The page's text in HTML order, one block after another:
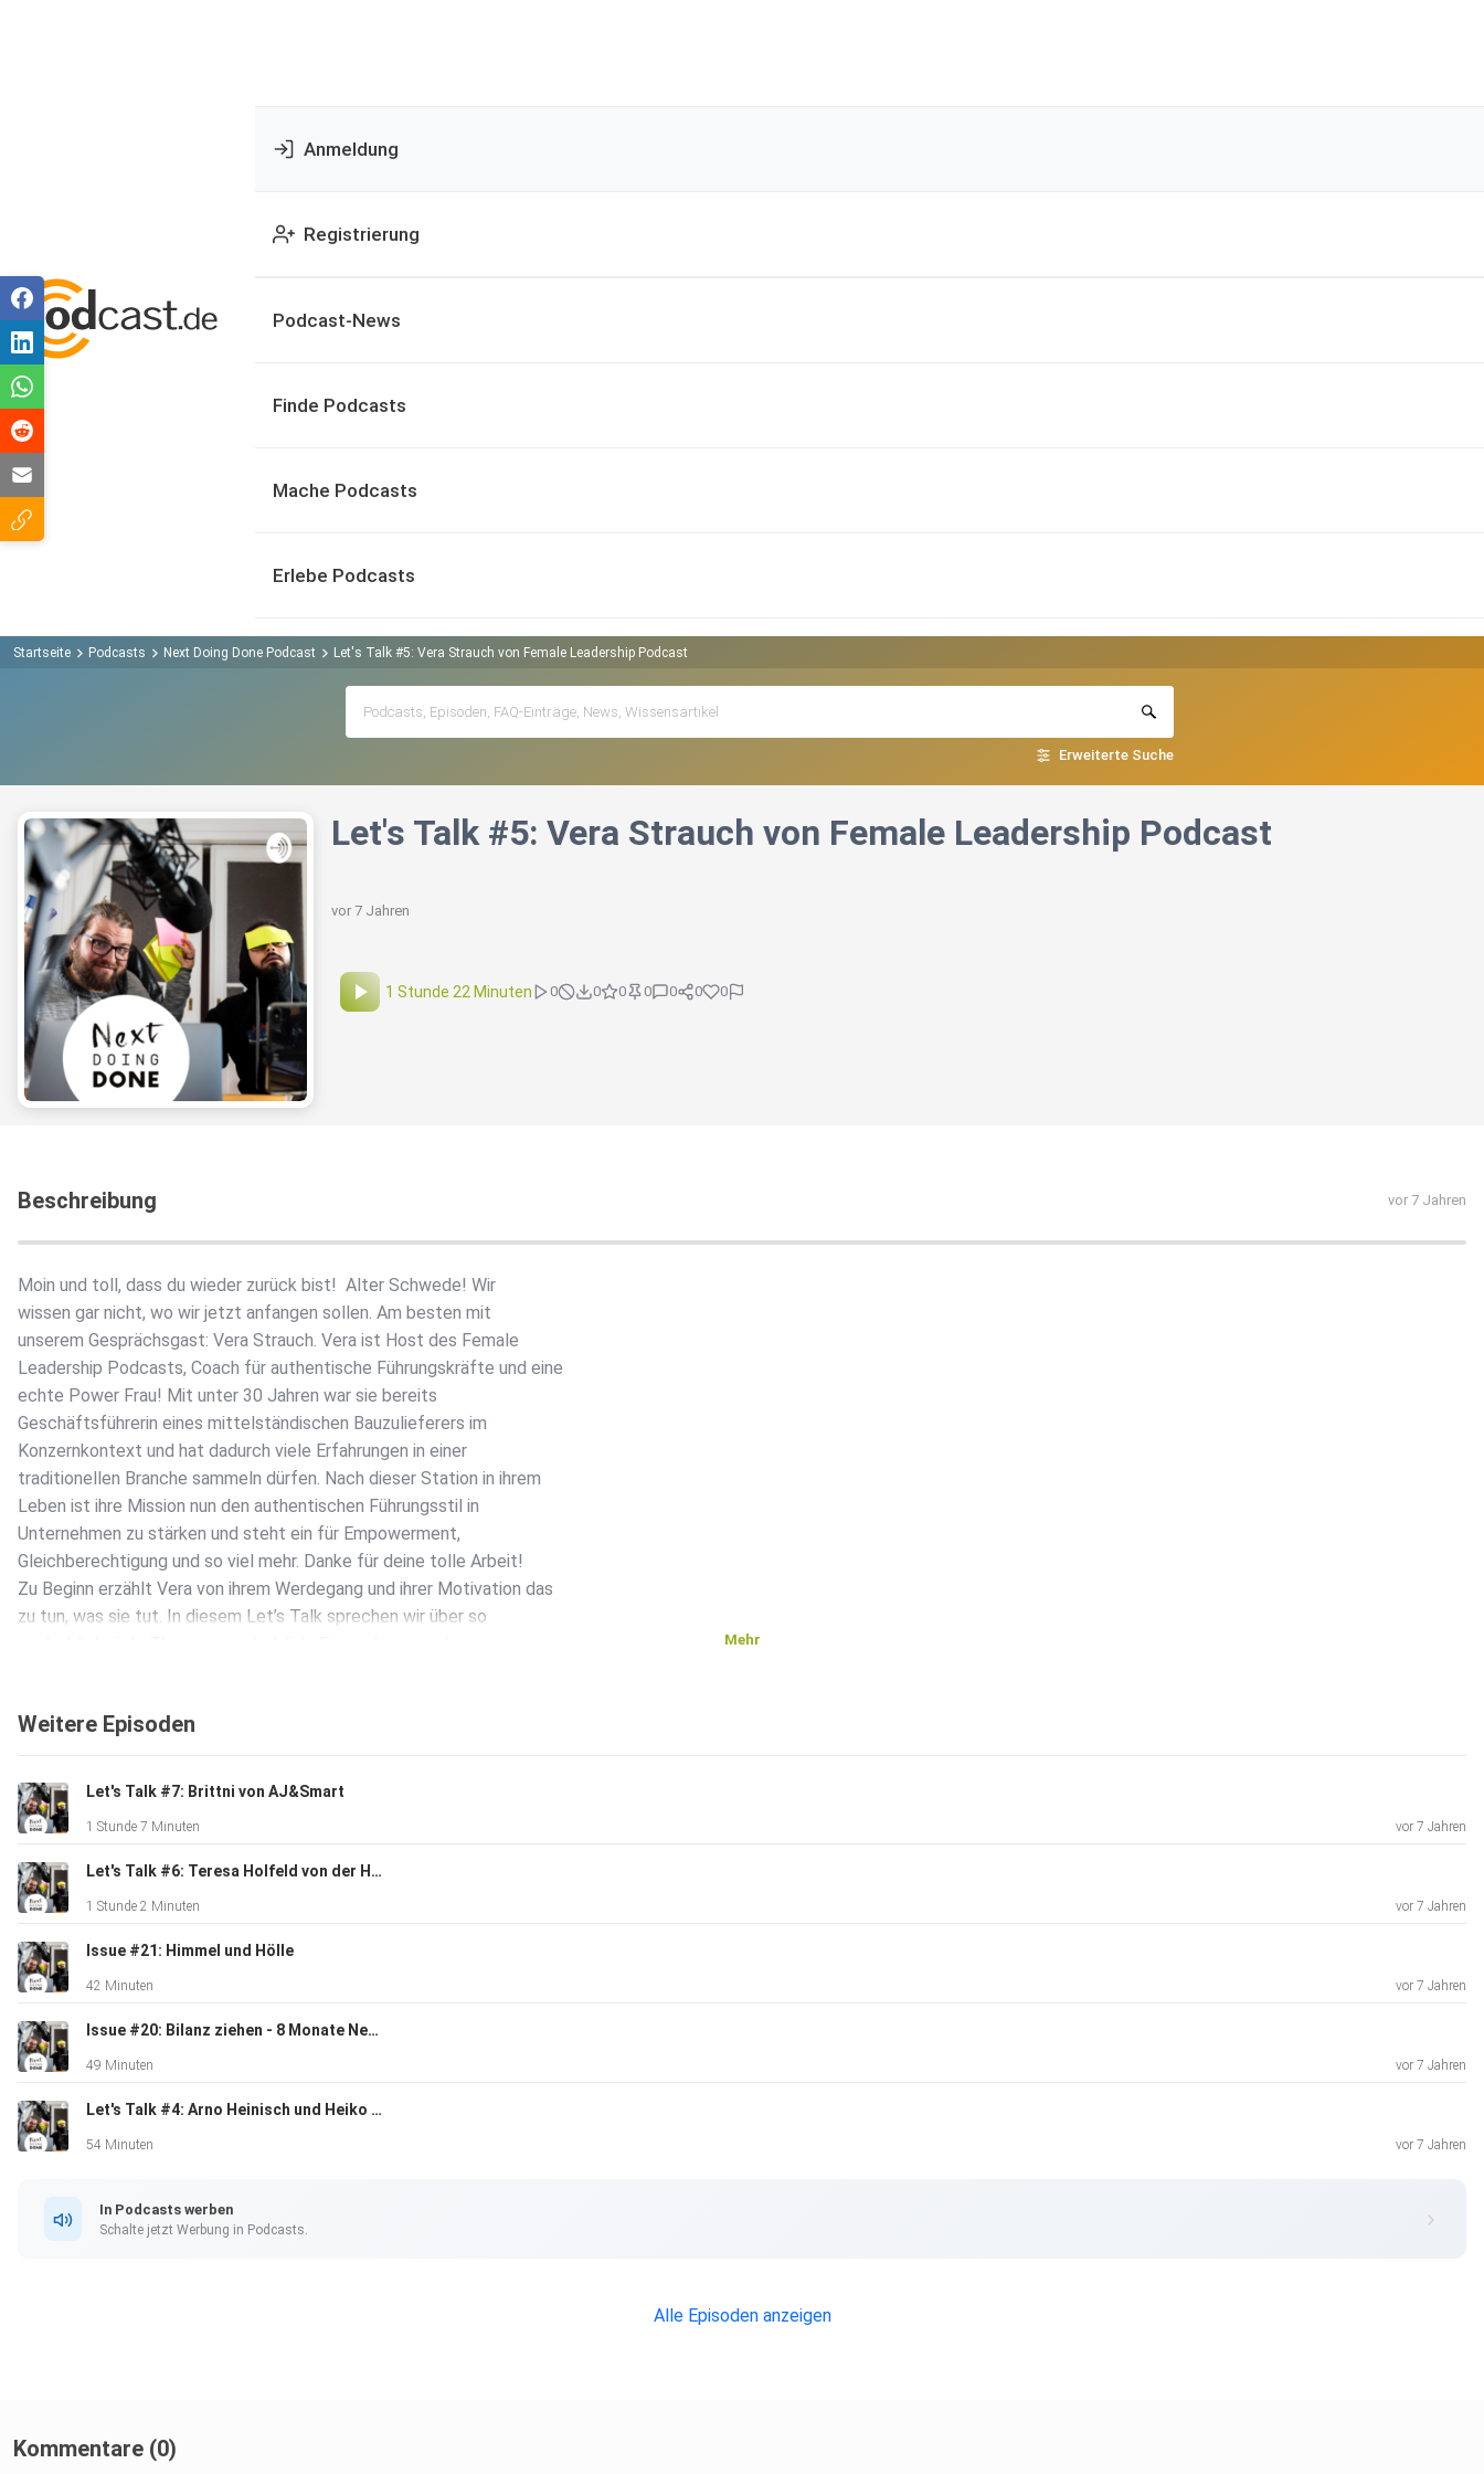
Anmeldung
Registrierung
Podcast-News
Finde Podcasts
Mache Podcasts
Erlebe Podcasts
Startseite Podcasts Next Doing Done Podcast Let's Talk #5: Vera Strauch von Female Leadership Podcast
Erweiterte Suche
Let's Talk #5: Vera Strauch von Female Leadership Podcast
vor 7 Jahren
1 Stunde 22 Minuten 0 0 0 0 0 0 0
Beschreibung vor 7 Jahren
Moin und toll, dass du wieder zurück bist! ️ Alter Schwede! Wir
wissen gar nicht, wo wir jetzt anfangen sollen. Am besten mit
unserem Gesprächsgast: Vera Strauch. Vera ist Host des Female
Leadership Podcasts, Coach für authentische Führungskräfte und eine
echte Power Frau! Mit unter 30 Jahren war sie bereits
Geschäftsführerin eines mittelständischen Bauzulieferers im
Konzernkontext und hat dadurch viele Erfahrungen in einer
traditionellen Branche sammeln dürfen. Nach dieser Station in ihrem
Leben ist ihre Mission nun den authentischen Führungsstil in
Unternehmen zu stärken und steht ein für Empowerment,
Gleichberechtigung und so viel mehr. Danke für deine tolle Arbeit!
Zu Beginn erzählt Vera von ihrem Werdegang und ihrer Motivation das
zu tun, was sie tut. In diesem Let’s Talk sprechen wir über so
Konsumhaltungen, Achtsamkeit, Körpersprache, Gefühle,
viel Spaß gemacht und wünschen Vera viel Erfolg! Abonniert den
Female Leadership Podcast! Warum? Weil Vera da tolle Arbeit leistet
und es es Wert ist, das zu hören! So! Punkt! Los! +++ Links, die du
unbedingt klicken musst Vera Strauch https://verastrauch.com
+++ Deine Fragen und Anregungen kannst du uns gerne
Instagram: @nextdoingdone ️ Schreib uns direkt auf Twitter:
@lassediercks und @TarekGarir Abonniere uns und lass ein paar ️ da.
Street Tacos https://soundcloud.com/bonuspoints/street-tacos
Mehr
Weitere Episoden
Let's Talk #7: Brittni von AJ&Smart
1 Stunde 7 Minuten vor 7 Jahren
Let's Talk #6: Teresa Holfeld von der Hamburg Coding School
1 Stunde 2 Minuten vor 7 Jahren
Issue #21: Himmel und Hölle
42 Minuten vor 7 Jahren
Issue #20: Bilanz ziehen - 8 Monate Next Doing Done
49 Minuten vor 7 Jahren
Let's Talk #4: Arno Heinisch und Heiko Gogolin von RocketBeans TV
54 Minuten vor 7 Jahren
In Podcasts werben
Schalte jetzt Werbung in Podcasts.
Alle Episoden anzeigen
Kommentare (0)